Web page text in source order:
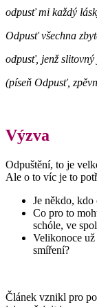
odpusť mi každý
Odpusť všechna
odpusť, jenž slitovný
(píseň Odpusť,
Výzva
Odpuštění, to je
Ale o to víc je to
Je někdo, kdo
Co pro to
schóle, ve
Velikonoce
smíření?
Článek vznikl pro